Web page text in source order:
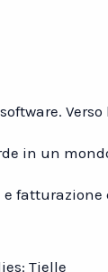
in un
fatturazione
Tielle